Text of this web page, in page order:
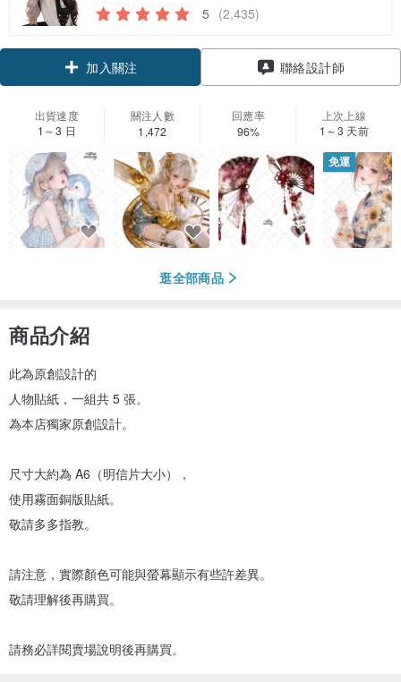
5 (2,435)
加入關注 聯絡設計師
出貨速度
1～3 日
關注人數
1,472
回應率
96%
上次上線
1～3 天前
免運
逛全部商品
商品介紹
此為原創設計的
人物貼紙，一組共 5 張。
為本店獨家原創設計。
尺寸大約為 A6（明信片大小），
使用霧面銅版貼紙。
敬請多多指教。
請注意，實際顏色可能與螢幕顯示有些許差異。
敬請理解後再購買。
請務必詳閱賣場說明後再購買。